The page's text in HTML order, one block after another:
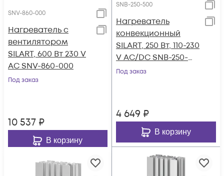
SNV-860-000
Нагреватель с
вентилятором
SILART, 600 Вт 230 V
AC SNV-860-000
Под заказ
10 537 ₽
В корзину
SNB-250-500
Нагреватель
конвекционный
SILART, 250 Вт, 110-230
V AC/DC SNB-250-
500
Под заказ
4 649 ₽
В корзину